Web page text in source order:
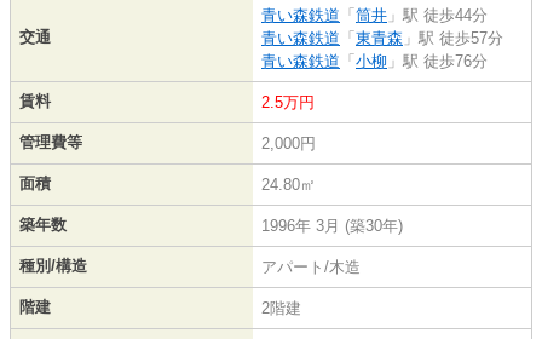
交通
青い森鉄道 「 筒井 」駅 徒歩44分
青い森鉄道 「 東青森 」駅 徒歩57分
青い森鉄道 「 小柳 」駅 徒歩76分
賃料 2.5万円
管理費等 2,000円
面積 24.80㎡
築年数 1996年 3月 (築30年)
種別/構造 アパート/木造
階建 2階建